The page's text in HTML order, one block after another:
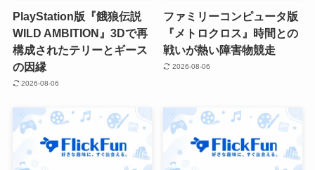
PlayStation版『餓狼伝説
WILD AMBITION』3Dで再
構成されたテリーとギース
の因縁
2026-08-06
ファミリーコンピュータ版
『メトロクロス』時間との
戦いが熱い障害物競走
2026-08-06